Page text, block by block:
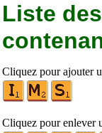
Liste
Cliquez pour ajouter
Cliquez pour enlever